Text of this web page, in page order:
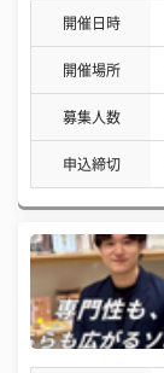
開催日時
開催場所
募集人数
申込締切